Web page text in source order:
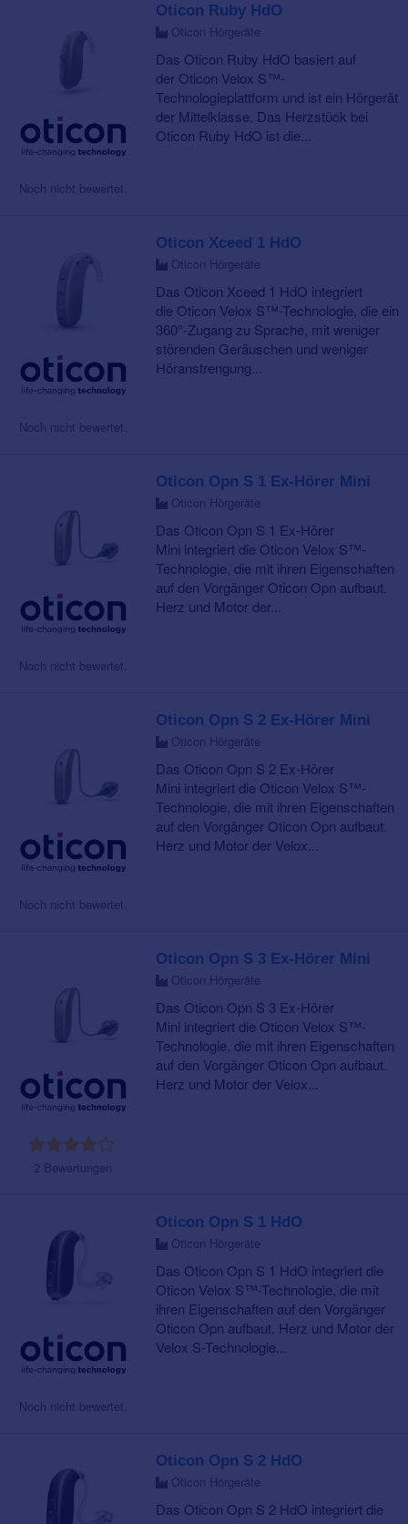
Noch nicht bewertet.
Oticon Ruby HdO
Oticon Hörgeräte
Das Oticon Ruby HdO basiert auf
der Oticon Velox S™-
Technologieplattform und ist ein Hörgerät
der Mittelklasse. Das Herzstück bei
Oticon Ruby HdO ist die...
Noch nicht bewertet.
Oticon Xceed 1 HdO
Oticon Hörgeräte
Das Oticon Xceed 1 HdO integriert
die Oticon Velox S™-Technologie, die ein
360°-Zugang zu Sprache, mit weniger
störenden Geräuschen und weniger
Höranstrengung...
Noch nicht bewertet.
Oticon Opn S 1 Ex-Hörer Mini
Oticon Hörgeräte
Das Oticon Opn S 1 Ex-Hörer
Mini integriert die Oticon Velox S™-
Technologie, die mit ihren Eigenschaften
auf den Vorgänger Oticon Opn aufbaut.
Herz und Motor der...
Noch nicht bewertet.
Oticon Opn S 2 Ex-Hörer Mini
Oticon Hörgeräte
Das Oticon Opn S 2 Ex-Hörer
Mini integriert die Oticon Velox S™-
Technologie, die mit ihren Eigenschaften
auf den Vorgänger Oticon Opn aufbaut.
Herz und Motor der Velox...
2 Bewertungen
Oticon Opn S 3 Ex-Hörer Mini
Oticon Hörgeräte
Das Oticon Opn S 3 Ex-Hörer
Mini integriert die Oticon Velox S™-
Technologie, die mit ihren Eigenschaften
auf den Vorgänger Oticon Opn aufbaut.
Herz und Motor der Velox...
Noch nicht bewertet.
Oticon Opn S 1 HdO
Oticon Hörgeräte
Das Oticon Opn S 1 HdO integriert die
Oticon Velox S™-Technologie, die mit
ihren Eigenschaften auf den Vorgänger
Oticon Opn aufbaut. Herz und Motor der
Velox S-Technologie...
Oticon Opn S 2 HdO
Oticon Hörgeräte
Das Oticon Opn S 2 HdO integriert die